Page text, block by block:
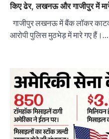
किए ढेर, लखनऊ और गाजीपुर में
गाजीपुर लखनऊ में बैंक लॉकर
आरोपी पुलिस मुठभेड़ में मारे गए हैं।…